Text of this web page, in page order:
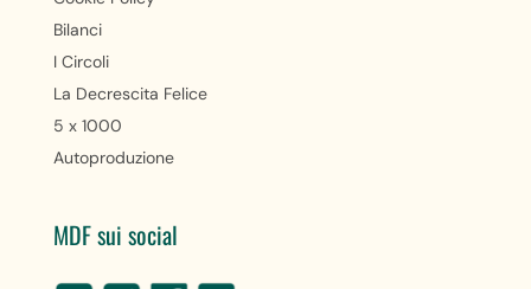
Bilanci
I Circoli
La Decrescita Felice
5 x 1000
Autoproduzione
MDF sui social